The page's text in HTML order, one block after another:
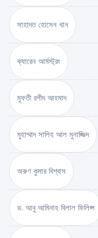
সাহাদত হোসেন খান
ক্যারেন আর্মস্ট্রং
মুফতী রশীদ আহমাদ
মুহাম্মাদ সালিহ আল মুনাজ্জিদ
অরুণ কুমার বিশ্বাস
ড. আবু আমিনাহ বিলাল ফিলিপ্স